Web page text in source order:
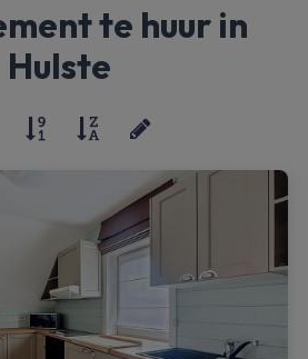
te huur in
Hulste